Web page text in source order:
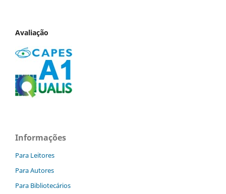
Avaliação
Informações
Para Leitores
Para Autores
Para Bibliotecários